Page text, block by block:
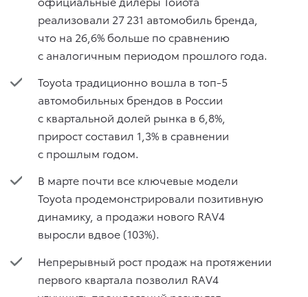
реализовали 27 231 автомобиль бренда,
что на 26,6% больше по сравнению
с аналогичным периодом прошлого года.
Toyota традиционно вошла в топ-5
автомобильных брендов в России
с квартальной долей рынка в 6,8%,
прирост составил 1,3% в сравнении
с прошлым годом.
В марте почти все ключевые модели
Toyota продемонстрировали позитивную
динамику, а продажи нового RAV4
выросли вдвое (103%).
Непрерывный рост продаж на протяжении
первого квартала позволил RAV4